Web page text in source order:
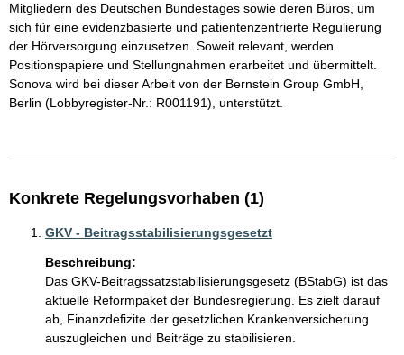
Mitgliedern des Deutschen Bundestages sowie deren Büros, um
sich für eine evidenzbasierte und patientenzentrierte Regulierung
der Hörversorgung einzusetzen. Soweit relevant, werden
Positionspapiere und Stellungnahmen erarbeitet und übermittelt.
Sonova wird bei dieser Arbeit von der Bernstein Group GmbH,
Berlin (Lobbyregister-Nr.: R001191), unterstützt.
Konkrete Regelungsvorhaben (1)
GKV - Beitragsstabilisierungsgesetzt
Beschreibung:
Das GKV-Beitragssatzstabilisierungsgesetz (BStabG) ist das
aktuelle Reformpaket der Bundesregierung. Es zielt darauf
ab, Finanzdefizite der gesetzlichen Krankenversicherung
auszugleichen und Beiträge zu stabilisieren.